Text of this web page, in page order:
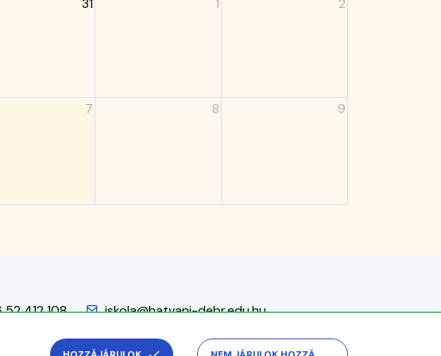
31 1 2
7 8 9
52 412 108 iskola@hatvani-debr.edu.hu